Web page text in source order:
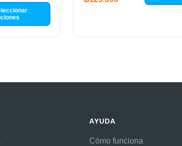
AYUDA
Cómo funciona